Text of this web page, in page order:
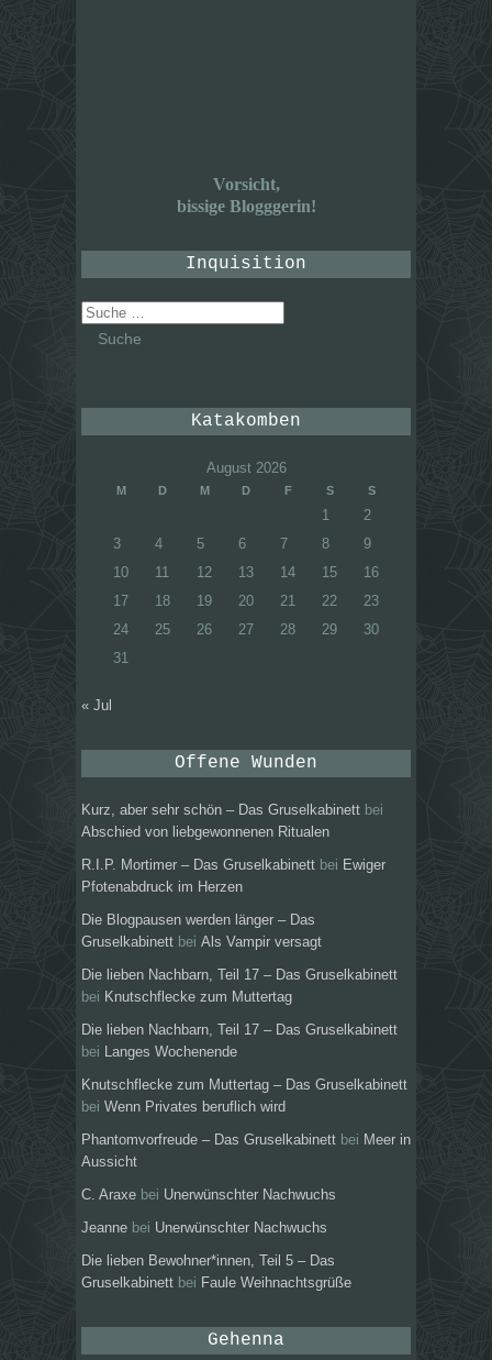
Vorsicht,
bissige Blogggerin!
Inquisition
Suche
nach:
Katakomben
August 2026
M D M D F S S
1
2
3
4 5 6 7 8
9
10
11 12 13 14 15
16
17
18 19 20 21 22
23
24
25 26 27 28 29
30
31
« Jul
Offene Wunden
Kurz, aber sehr schön – Das Gruselkabinett bei
Abschied von liebgewonnenen Ritualen
R.I.P. Mortimer – Das Gruselkabinett bei Ewiger
Pfotenabdruck im Herzen
Die Blogpausen werden länger – Das
Gruselkabinett bei Als Vampir versagt
Die lieben Nachbarn, Teil 17 – Das Gruselkabinett
bei Knutschflecke zum Muttertag
Die lieben Nachbarn, Teil 17 – Das Gruselkabinett
bei
Langes Wochenende
Knutschflecke zum Muttertag – Das Gruselkabinett
bei Wenn Privates beruflich wird
Phantomvorfreude – Das Gruselkabinett bei Meer in
Aussicht
C. Araxe bei Unerwünschter Nachwuchs
Jeanne bei Unerwünschter Nachwuchs
Die lieben Bewohner*innen, Teil 5 – Das
Gruselkabinett bei Faule Weihnachtsgrüße
Gehenna